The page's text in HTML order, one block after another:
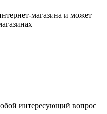
магазина и может
интересующий вопрос